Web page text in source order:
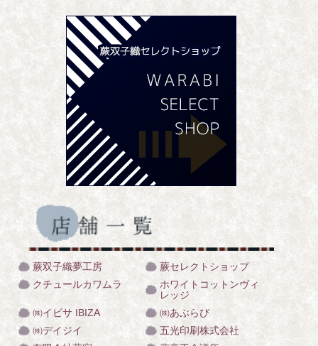
蕨双子織夢工房
蕨セレクトショップ
クチュールカワムラ
ホワイトコットンヴィ
レッジ
㈱イビサ IBIZA
㈱あぶらび
㈱デイジイ
五光印刷株式会社